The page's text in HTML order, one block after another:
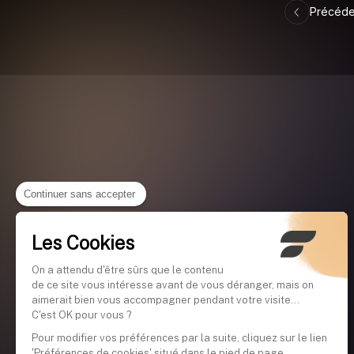
Continuer sans accepter
Les Cookies
On a attendu d'être sûrs que le contenu
de ce site vous intéresse avant de vous déranger, mais on
aimerait bien vous accompagner pendant votre visite...
C'est OK pour vous ?
Pour modifier vos préférences par la suite, cliquez sur le lien